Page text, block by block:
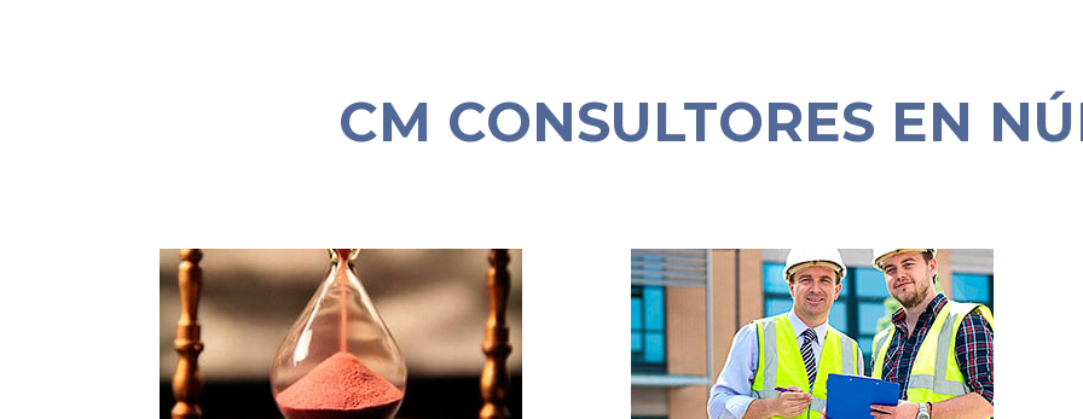
CM CONSULTORES EN